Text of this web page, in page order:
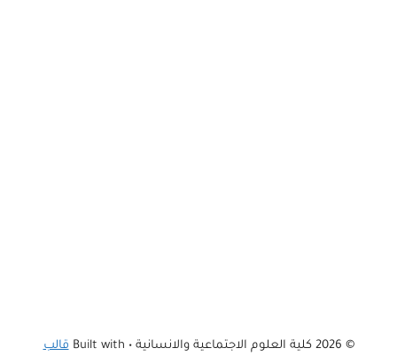
© 2026 كلية العلوم الاجتماعية والانسانية • Built with قالب